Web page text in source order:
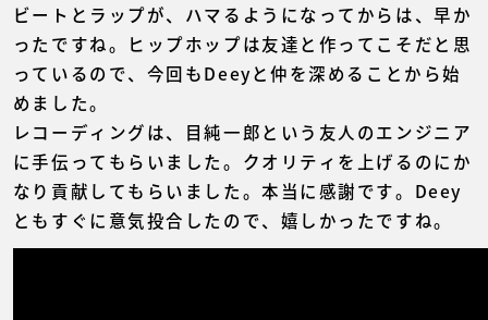
ビートとラップが、ハマるようになってからは、早か
ったですね。ヒップホップは友達と作ってこそだと思
っているので、今回もDeeyと仲を深めることから始
めました。
レコーディングは、目純一郎という友人のエンジニア
に手伝ってもらいました。クオリティを上げるのにか
なり貢献してもらいました。本当に感謝です。Deey
ともすぐに意気投合したので、嬉しかったですね。